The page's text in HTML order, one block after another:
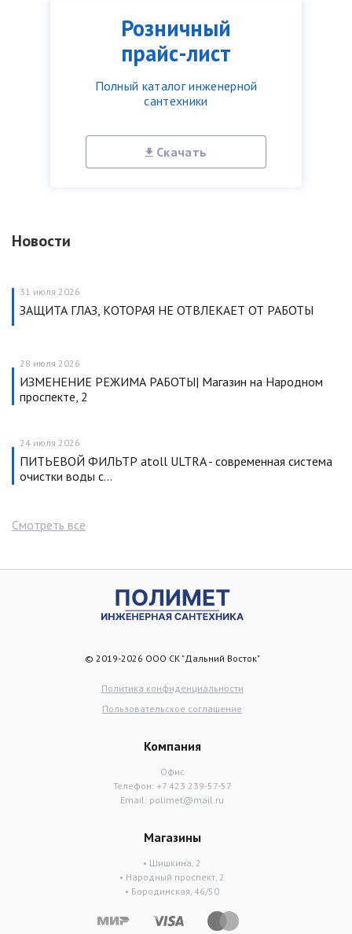
Розничный
прайс-лист
Полный каталог инженерной
сантехники
Скачать
Новости
31 июля 2026
ЗАЩИТА ГЛАЗ, КОТОРАЯ НЕ ОТВЛЕКАЕТ ОТ РАБОТЫ
28 июля 2026
ИЗМЕНЕНИЕ РЕЖИМА РАБОТЫ| Магазин на Народном
проспекте, 2
24 июля 2026
ПИТЬЕВОЙ ФИЛЬТР atoll ULTRA - современная система
очистки воды с…
Смотреть все
© 2019-2026 ООО СК "Дальний Восток"
Политика конфиденциальности
Пользовательское соглашение
Компания
Офис
Телефон: +7 423 239-57-57
Email: polimet@mail.ru
Магазины
• Шишкина, 2
• Народный проспект, 2
• Бородинская, 46/50